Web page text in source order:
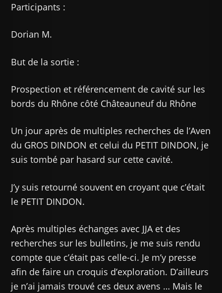
Participants :
Dorian M.
But de la sortie :
Prospection et référencement de cavité sur les
bords du Rhône côté Châteauneuf du Rhône
Un jour après de multiples recherches de l’Aven
du GROS DINDON et celui du PETIT DINDON, je
suis tombé par hasard sur cette cavité.
J’y suis retourné souvent en croyant que c’était
le PETIT DINDON.
Après multiples échanges avec JJA et des
recherches sur les bulletins, je me suis rendu
compte que c’était pas celle-ci. Je m’y presse
afin de faire un croquis d’exploration. D’ailleurs
je n’ai jamais trouvé ces deux avens … Mais le